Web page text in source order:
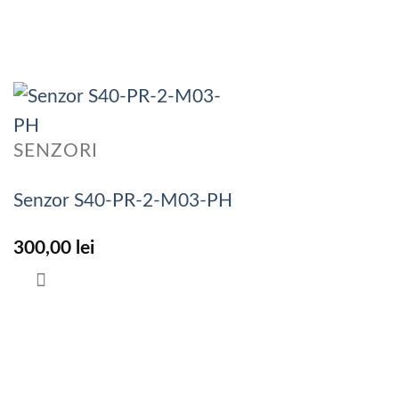
SENZORI
Senzor S40-PR-2-M03-PH
300,00 lei